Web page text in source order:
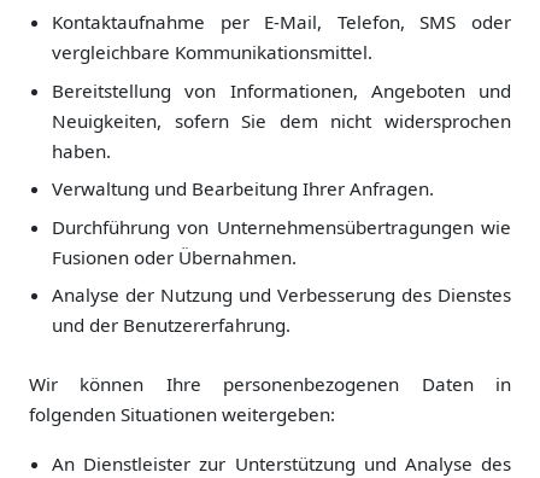
Kontaktaufnahme per E-Mail, Telefon, SMS oder
vergleichbare Kommunikationsmittel.
Bereitstellung von Informationen, Angeboten und
Neuigkeiten, sofern Sie dem nicht widersprochen
haben.
Verwaltung und Bearbeitung Ihrer Anfragen.
Durchführung von Unternehmensübertragungen wie
Fusionen oder Übernahmen.
Analyse der Nutzung und Verbesserung des Dienstes
und der Benutzererfahrung.
Wir können Ihre personenbezogenen Daten in
folgenden Situationen weitergeben:
An Dienstleister zur Unterstützung und Analyse des